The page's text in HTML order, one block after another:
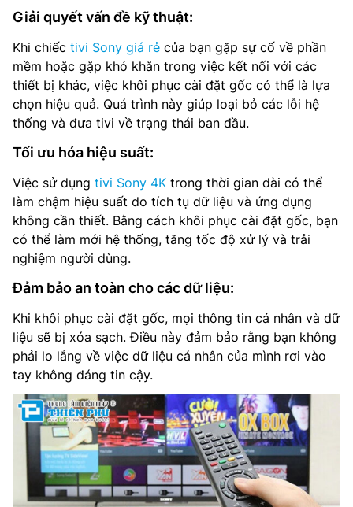
Giải quyết vấn đề kỹ thuật:
Khi chiếc tivi Sony giá rẻ của bạn gặp sự cố về phần
mềm hoặc gặp khó khăn trong việc kết nối với các
thiết bị khác, việc khôi phục cài đặt gốc có thể là lựa
chọn hiệu quả. Quá trình này giúp loại bỏ các lỗi hệ
thống và đưa tivi về trạng thái ban đầu.
Tối ưu hóa hiệu suất:
Việc sử dụng tivi Sony 4K trong thời gian dài có thể
làm chậm hiệu suất do tích tụ dữ liệu và ứng dụng
không cần thiết. Bằng cách khôi phục cài đặt gốc, bạn
có thể làm mới hệ thống, tăng tốc độ xử lý và trải
nghiệm người dùng.
Đảm bảo an toàn cho các dữ liệu:
Khi khôi phục cài đặt gốc, mọi thông tin cá nhân và dữ
liệu sẽ bị xóa sạch. Điều này đảm bảo rằng bạn không
phải lo lắng về việc dữ liệu cá nhân của mình rơi vào
tay không đáng tin cậy.